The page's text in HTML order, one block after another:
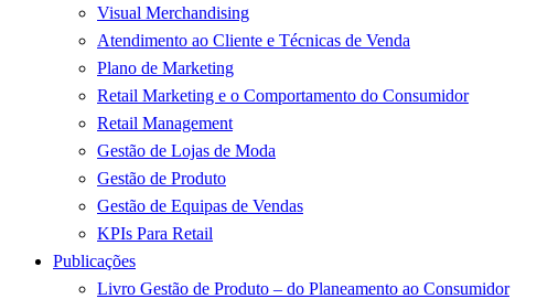
Visual Merchandising
Atendimento ao Cliente e Técnicas de Venda
Plano de Marketing
Retail Marketing e o Comportamento do Consumidor
Retail Management
Gestão de Lojas de Moda
Gestão de Produto
Gestão de Equipas de Vendas
KPIs Para Retail
Publicações
Livro Gestão de Produto – do Planeamento ao Consumidor